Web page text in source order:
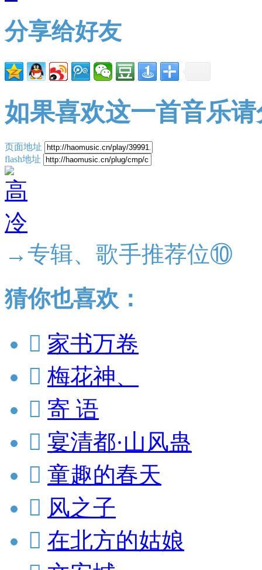
分享给好友
如果喜欢这一首音乐
页面地址
flash地址
→专辑、歌手推荐位⑩
猜你也喜欢：
 家书万卷
 梅花神、
 寄 语
 宴清都·山风蛊
 童趣的春天
 风之子
 在北方的姑娘